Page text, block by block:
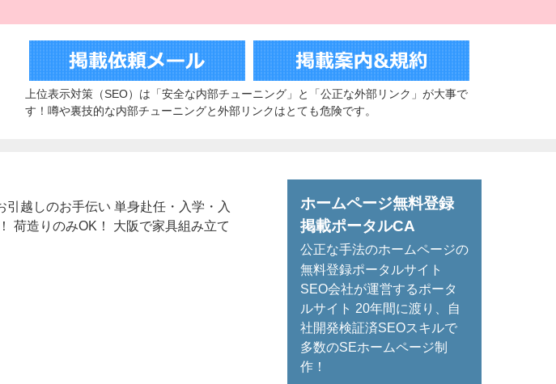
上位表示対策（SEO）は「安全な内部チューニング」と「公正な外部リンク」が大事で
す！噂や裏技的な内部チューニングと外部リンクはとても危険です。
越しのお手伝い 単身赴任・入学・入
荷造りのみOK！ 大阪で家具組み立て
ホームページ無料登録
掲載ポータルCA
公正な手法のホームページの
無料登録ポータルサイト
SEO会社が運営するポータ
ルサイト 20年間に渡り、自
社開発検証済SEOスキルで
多数のSEホームページ制
作！